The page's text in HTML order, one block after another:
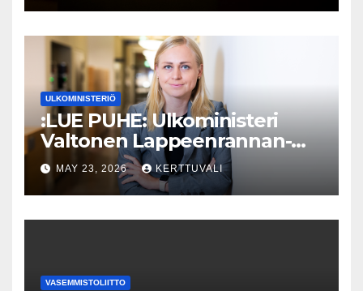
ULKOMINISTERIÖ
:LUE PUHE: Ulkoministeri
Valtonen Lappeenrannan-
Lahden teknillisen yliopiston
kunniatohtoriksi
MAY 23, 2026 KERTTUVALI
VASEMMISTOLIITTO